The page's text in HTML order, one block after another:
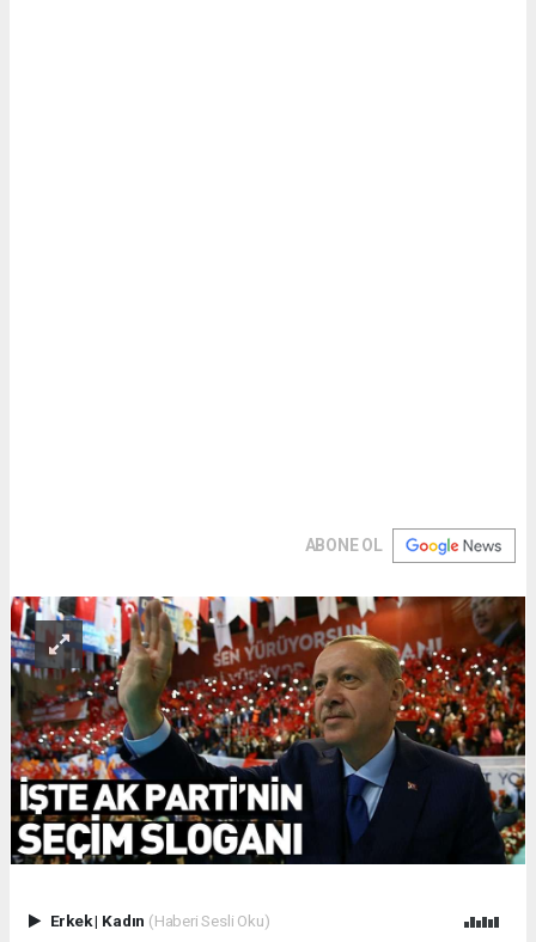
ABONE OL
Erkek| Kadın (Haberi Sesli Oku)